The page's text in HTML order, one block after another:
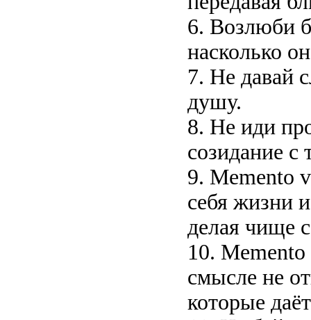
6. Возлюби
насколько
7. Не давай
душу.
8. Не иди
созидание с
9. Memento
себя жизни
делая чище
10.
смысле не
которые